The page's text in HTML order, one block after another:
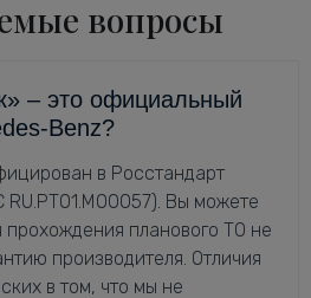
вопросы
– это официальный
Benz?
в Росстандарт
Вы можете
прохождения планового ТО не
производителя. Отличия
в том, что мы не